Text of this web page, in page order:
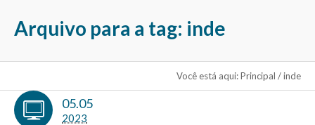
Arquivo para a tag: inde
Você está aqui:Principal /inde
05.05
2023